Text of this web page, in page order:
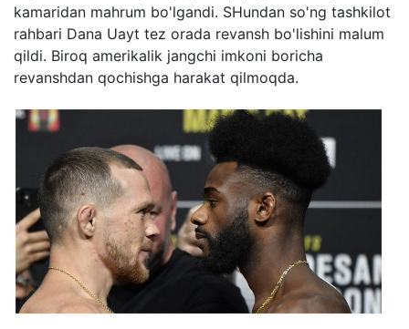
kamaridan mahrum bo'lgandi. SHundan so'ng tashkilot
rahbari Dana Uayt tez orada revansh bo'lishini malum
qildi. Biroq amerikalik jangchi imkoni boricha
revanshdan qochishga harakat qilmoqda.